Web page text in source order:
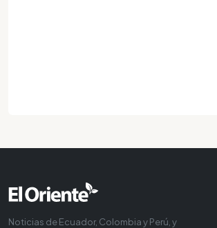
Noticias de Ecuador, Colombia y Perú, y